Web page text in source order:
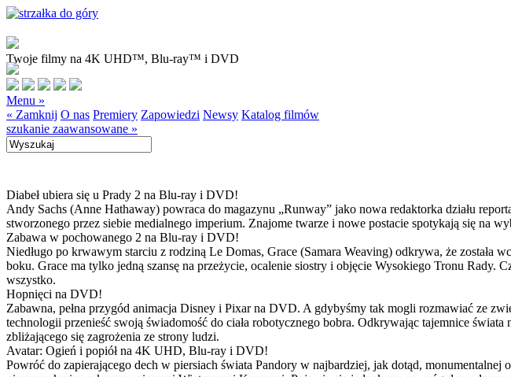
Twoje filmy na 4K UHD™, Blu-ray™ i DVD
Menu »
« Zamknij O nas Premiery Zapowiedzi Newsy Katalog filmów
szukanie zaawansowane »
Diabeł ubiera się u Prady 2 na Blu-ray i DVD!
Andy Sachs (Anne Hathaway) powraca do magazynu „Runway” jako nowa redaktorka działu
stworzonego przez siebie medialnego imperium. Znajome twarze i nowe postacie spotykają się na
Zabawa w pochowanego 2 na Blu-ray i DVD!
Niedługo po krwawym starciu z rodziną Le Domas, Grace (Samara Weaving) odkrywa, że
boku. Grace ma tylko jedną szansę na przeżycie, ocalenie siostry i objęcie Wysokiego Tronu
wszystko.
Hopnięci na DVD!
Zabawna, pełna przygód animacja Disney i Pixar na DVD. A gdybyśmy tak mogli rozmawiać ze
technologii przenieść swoją świadomość do ciała robotycznego bobra. Odkrywając tajemnice
zbliżającego się zagrożenia ze strony ludzi.
Avatar: Ogień i popiół na 4K UHD, Blu-ray i DVD!
Powróć do zapierającego dech w piersiach świata Pandory w najbardziej, jak dotąd,